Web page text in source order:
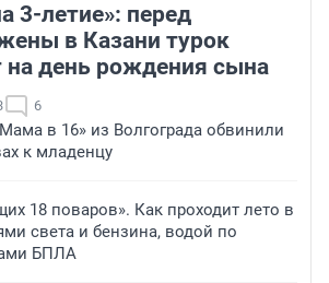
3-летие»: перед
в Казани турок
на день рождения сына
6
в 16» из Волгограда обвинили
к младенцу
18 поваров». Как проходит лето в
света и бензина, водой по
БПЛА